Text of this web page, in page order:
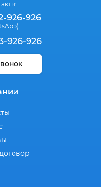
926-926
926-926